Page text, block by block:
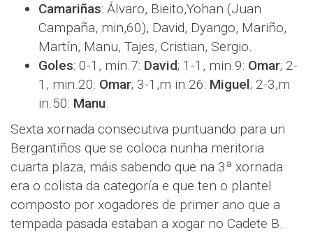
Camariñas: Álvaro, Bieito,Yohan (Juan
Campaña, min,60), David, Dyango, Mariño,
Martín, Manu, Tajes, Cristian, Sergio.
Goles: 0-1, min.7: David; 1-1, min.9: Omar; 2-
1, min.20: Omar; 3-1,m in.26: Miguel; 2-3,m
in.50: Manu.
Sexta xornada consecutiva puntuando para un
Bergantiños que se coloca nunha meritoria
cuarta plaza, máis sabendo que na 3ª xornada
era o colista da categoría e que ten o plantel
composto por xogadores de primer ano que a
tempada pasada estaban a xogar no Cadete B.